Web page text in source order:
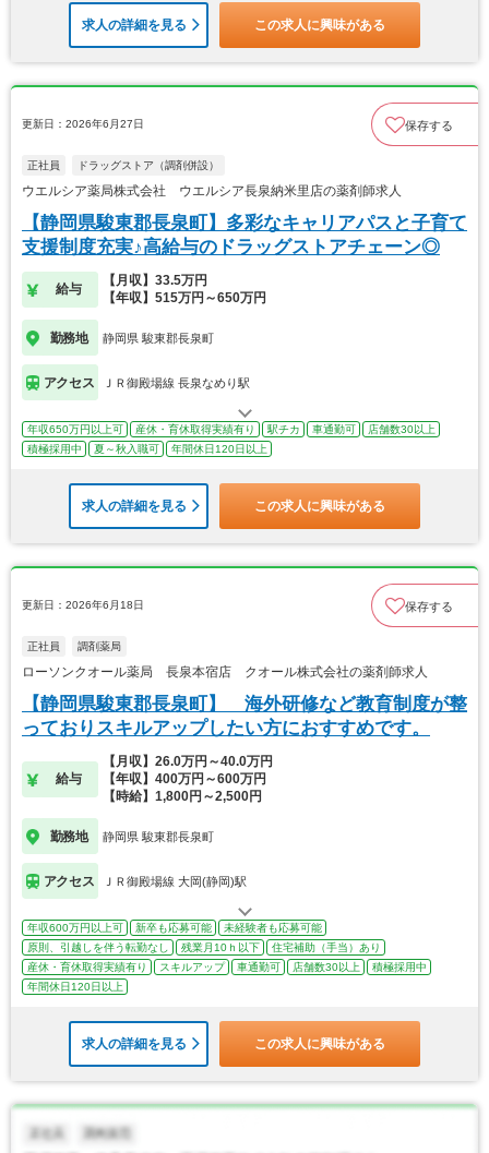
求人の詳細を見る この求人に興味がある
更新日：2026年6月27日 保存する
正社員 ドラッグストア（調剤併設）
ウエルシア薬局株式会社 ウエルシア長泉納米里店の薬剤師求人
【静岡県駿東郡長泉町】多彩なキャリアパスと子育て
支援制度充実♪高給与のドラッグストアチェーン◎
給与
【月収】33.5万円
【年収】515万円～650万円
勤務地 静岡県 駿東郡長泉町
アクセス ＪＲ御殿場線 長泉なめり駅
年収650万円以上可 産休・育休取得実績有り 駅チカ 車通勤可
店舗数30以上
積極採用中
夏～秋入職可 年間休日120日以上
求人の詳細を見る この求人に興味がある
更新日：2026年6月18日 保存する
正社員 調剤薬局
ローソンクオール薬局 長泉本宿店 クオール株式会社の薬剤師求人
【静岡県駿東郡長泉町】 海外研修など教育制度が整
っておりスキルアップしたい方におすすめです。
給与
【月収】26.0万円～40.0万円
【年収】400万円～600万円
【時給】1,800円～2,500円
勤務地 静岡県 駿東郡長泉町
アクセス ＪＲ御殿場線 大岡(静岡)駅
年収600万円以上可 新卒も応募可能
未経験者も応募可能
原則、引越しを伴う転勤なし
残業月10ｈ以下
住宅補助（手当）あり
産休・育休取得実績有り
スキルアップ 車通勤可 店舗数30以上
積極採用中
年間休日120日以上
求人の詳細を見る この求人に興味がある